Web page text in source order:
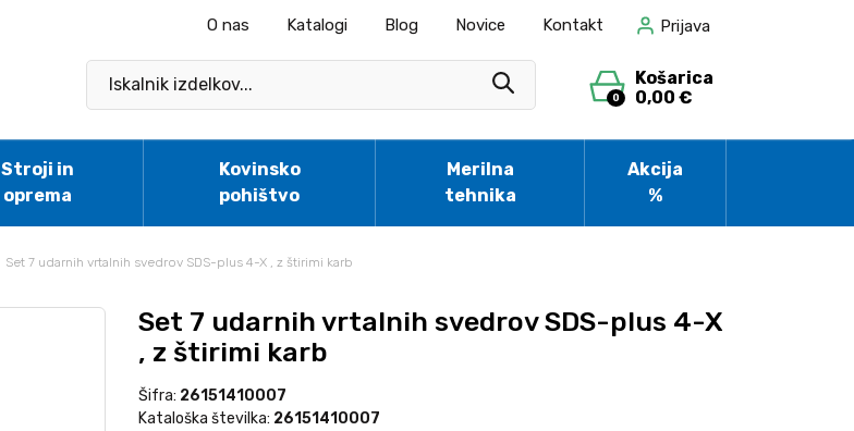
O nas Katalogi Blog Novice Kontakt Prijava
0
Košarica
0,00 €
Stroji in
oprema
Kovinsko
pohištvo
Merilna
tehnika
Akcija
%
Set 7 udarnih vrtalnih svedrov SDS-plus 4-X , z štirimi karb
Set 7 udarnih vrtalnih svedrov SDS-plus 4-X
, z štirimi karb
Šifra: 26151410007
Kataloška številka: 26151410007